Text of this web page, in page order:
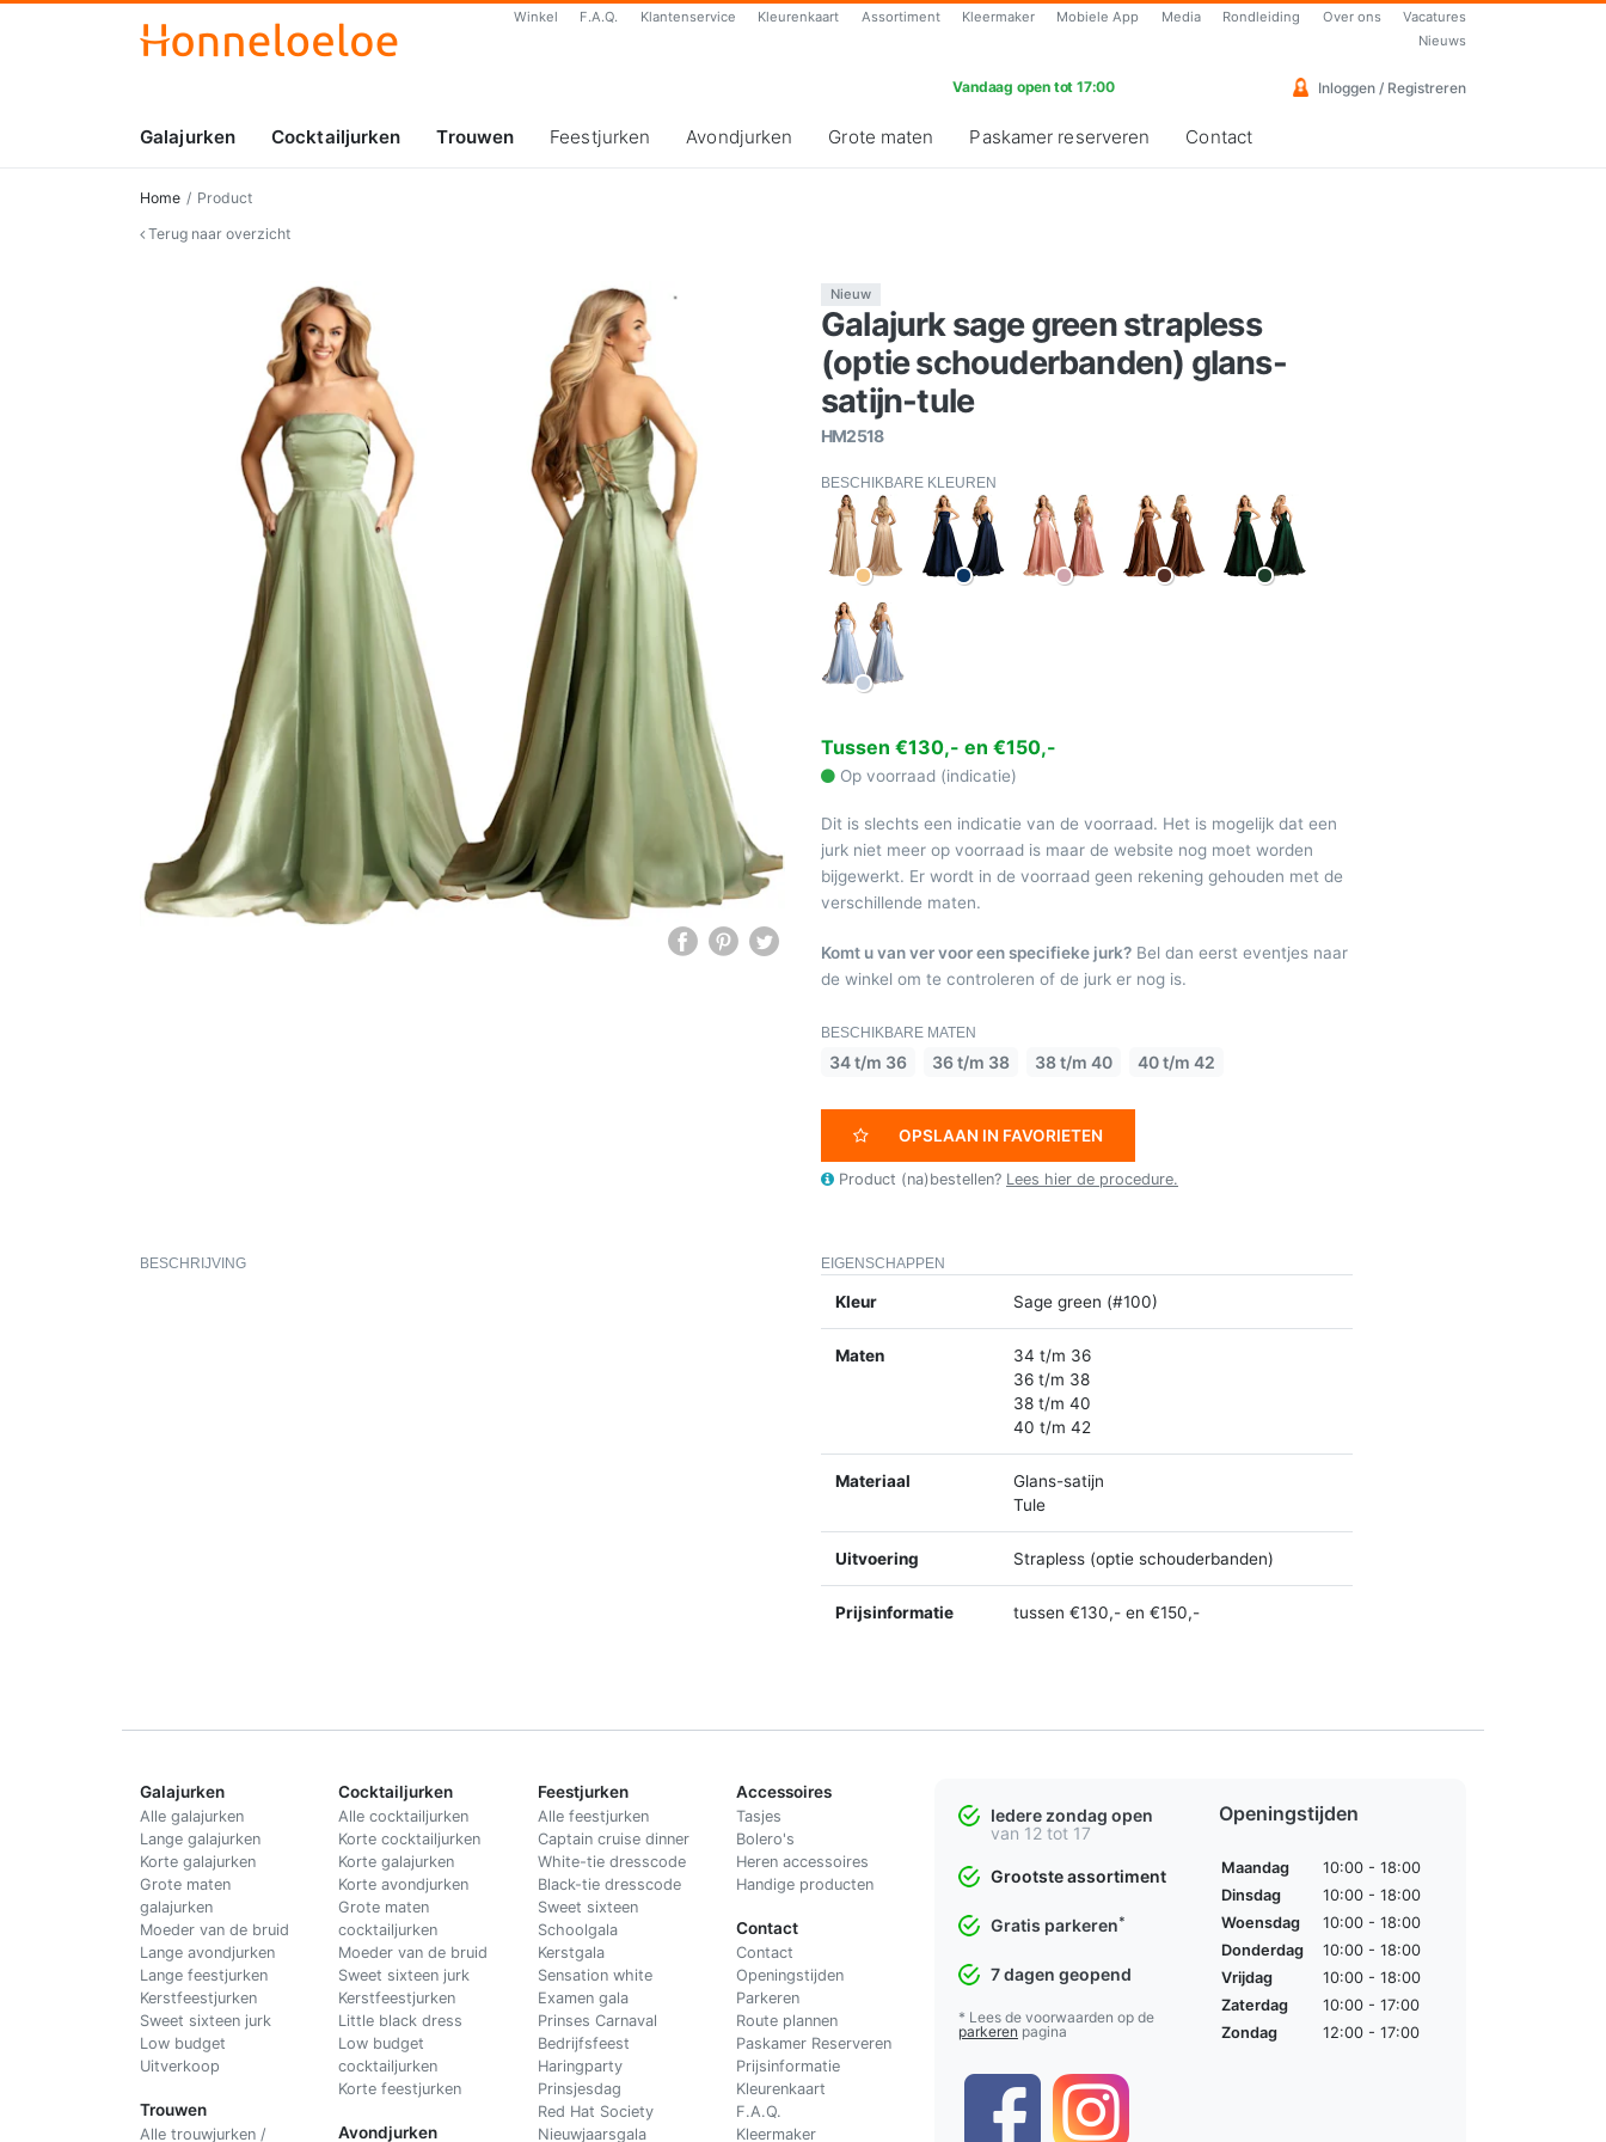
Winkel F.A.Q. Klantenservice Kleurenkaart Assortiment Kleermaker Mobiele App Media Rondleiding Over ons
Vacatures
Nieuws
Vandaag open tot 17:00 Inloggen / Registreren
Galajurken Cocktailjurken Trouwen Feestjurken Avondjurken Grote maten Paskamer reserveren Contact
Home
Product
Terug naar overzicht
Nieuw
Galajurk sage green strapless
(optie schouderbanden) glans-
satijn-tule
HM2518
BESCHIKBARE KLEUREN
Tussen €130,- en €150,-
Op voorraad (indicatie)
Dit is slechts een indicatie van de voorraad. Het is mogelijk dat een
jurk niet meer op voorraad is maar de website nog moet worden
bijgewerkt. Er wordt in de voorraad geen rekening gehouden met de
verschillende maten.
Komt u van ver voor een specifieke jurk? Bel dan eerst eventjes naar
de winkel om te controleren of de jurk er nog is.
BESCHIKBARE MATEN
34 t/m 36 36 t/m 38 38 t/m 40 40 t/m 42
OPSLAAN IN FAVORIETEN
Product (na)bestellen? Lees hier de procedure.
BESCHRIJVING EIGENSCHAPPEN
Kleur Sage green (#100)
Maten
34 t/m 36
36 t/m 38
38 t/m 40
40 t/m 42
Materiaal
Glans-satijn
Tule
Uitvoering Strapless (optie schouderbanden)
Prijsinformatie tussen €130,- en €150,-
Galajurken
Alle galajurken
Lange galajurken
Korte galajurken
Grote maten
galajurken
Moeder van de bruid
Lange avondjurken
Lange feestjurken
Kerstfeestjurken
Sweet sixteen jurk
Low budget
Uitverkoop
Trouwen
Alle trouwjurken /
Cocktailjurken
Alle cocktailjurken
Korte cocktailjurken
Korte galajurken
Korte avondjurken
Grote maten
cocktailjurken
Moeder van de bruid
Sweet sixteen jurk
Kerstfeestjurken
Little black dress
Low budget
cocktailjurken
Korte feestjurken
Avondjurken
Feestjurken
Alle feestjurken
Captain cruise dinner
White-tie dresscode
Black-tie dresscode
Sweet sixteen
Schoolgala
Kerstgala
Sensation white
Examen gala
Prinses Carnaval
Bedrijfsfeest
Haringparty
Prinsjesdag
Red Hat Society
Nieuwjaarsgala
Accessoires
Tasjes
Bolero's
Heren accessoires
Handige producten
Contact
Contact
Openingstijden
Parkeren
Route plannen
Paskamer Reserveren
Prijsinformatie
Kleurenkaart
F.A.Q.
Kleermaker
Iedere zondag open
van 12 tot 17
Grootste assortiment
Gratis parkeren*
7 dagen geopend
* Lees de voorwaarden op de
parkeren pagina
Openingstijden
Maandag
10:00 - 18:00
Dinsdag
10:00 - 18:00
Woensdag
10:00 - 18:00
Donderdag
10:00 - 18:00
Vrijdag
10:00 - 18:00
Zaterdag
10:00 - 17:00
Zondag
12:00 - 17:00